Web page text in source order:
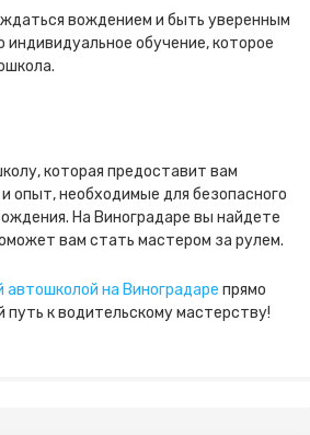
вождением и быть уверенным
индивидуальное обучение, которое
которая предоставит вам
опыт, необходимые для безопасного
На Виноградаре вы найдете
вам стать мастером за рулем.
автошколой на Виноградаре прямо
путь к водительскому мастерству!